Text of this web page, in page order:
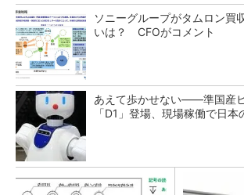
ソニーグループがタムロン買
いは？ CFOがコメント
あえて歩かせない――準国産
「D1」登場、現場稼働で日本